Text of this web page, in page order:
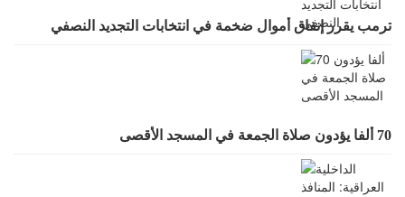
ترمب يقرر إنفاق أموال ضخمة في انتخابات التجديد النصفي
70 ألفا يؤدون صلاة الجمعة في المسجد الأقصى